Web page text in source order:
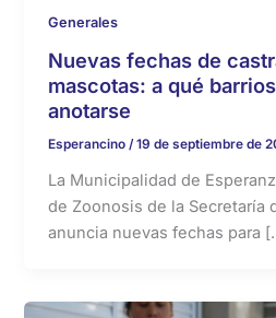
Generales
Nuevas fechas de
mascotas: a qué
anotarse
Esperancino /19 de septiembre de
La Municipalidad de
de Zoonosis de la Secretaría
anuncia nuevas fechas para